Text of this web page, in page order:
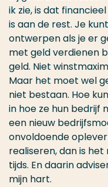
ik zie, is dat
is aan de rest. Je
ontwerpen als je er
met geld verdienen
geld. Niet
Maar het moet wel
niet bestaan. Hoe
in hoe ze hun bedrijf
een nieuw
onvoldoende
realiseren, dan is
tijds. En daarin
mijn hart.